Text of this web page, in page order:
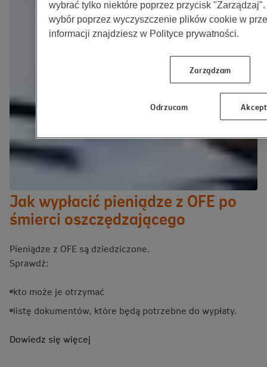
Jak wypłacić pieniądze z OFE po
śmierci oszczędzającego
Pieniądze z OFE są dziedziczone.
Sprawdź:
kto może je otrzymać
listę dokumentów, które będą potrzebne do wypłaty.
Dowiedz się więcej
wybrać tylko niektóre poprzez przycisk
wybór poprzez wyczyszczenie plików cookie w
informacji znajdziesz w Polityce prywatności.
Zarządzam
Odrzucam